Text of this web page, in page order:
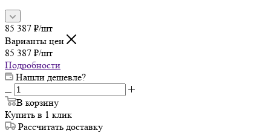
85 387 ₽/шт
Варианты цен
85 387 ₽/шт
Подробности
Нашли дешевле?
В корзину
Купить в 1 клик
Рассчитать доставку